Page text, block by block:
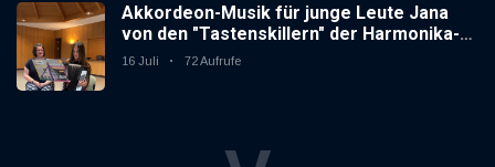
Akkordeon-Musik für junge Leute Jana
von den "Tastenskillern" der Harmonika-
Vereinigung Gaggenau zeigt, wie "jung"
16 Juli 72 Aufrufe